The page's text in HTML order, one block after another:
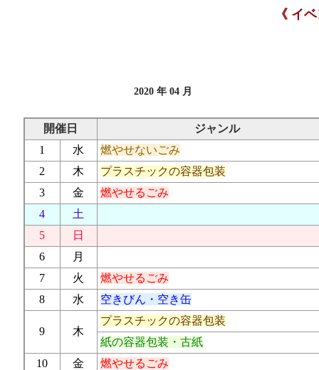
《 イ
2020 年 04 月
開催日
ジャンル
1
水
燃やせないごみ
2
木
プラスチックの容器包装
3
金
燃やせるごみ
4
土
5
日
6
月
7
火
燃やせるごみ
8
水 空きびん・空き缶
9 木
プラスチックの容器包装
紙の容器包装・古紙
10
金
燃やせるごみ